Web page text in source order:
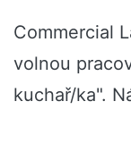
Commercial
volnou
kuchař/ka".